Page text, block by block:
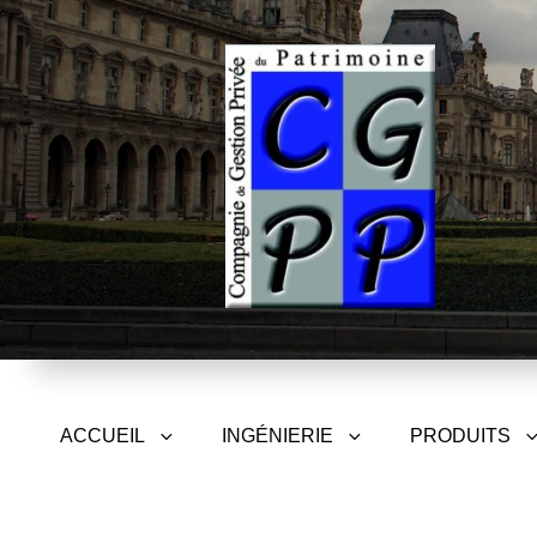
CGPP – Compagnie de
ACCUEIL INGÉNIERIE PRODUITS